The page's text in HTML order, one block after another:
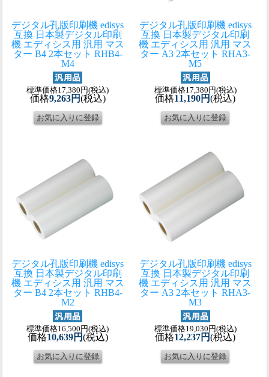
デジタル孔版印刷機 edisys
互換 日本製デジタル印刷
機 エディシス用 汎用 マス
ター B4 2本セット RHB4-
M4
標準価格17,380円(税込)
価格9,263円(税込)
デジタル孔版印刷機 edisys
互換 日本製デジタル印刷
機 エディシス用 汎用 マス
ター A3 2本セット RHA3-
M5
標準価格17,380円(税込)
価格11,190円(税込)
デジタル孔版印刷機 edisys
互換 日本製デジタル印刷
機 エディシス用 汎用 マス
ター B4 2本セット RHB4-
M2
標準価格16,500円(税込)
価格10,639円(税込)
デジタル孔版印刷機 edisys
互換 日本製デジタル印刷
機 エディシス用 汎用 マス
ター A3 2本セット RHA3-
M3
標準価格19,030円(税込)
価格12,237円(税込)